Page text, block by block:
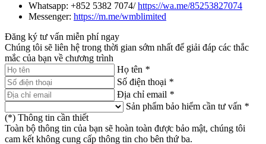
Whatsapp: +852 5382 7074/https://wa.me/85253827074
Messenger: https://m.me/wmblimited
Đăng ký tư vấn miễn phí ngay
Chúng tôi sẽ liên hệ trong thời gian sớm nhất để giải đáp các thắc
mắc của bạn về chương trình
Họ tên *
Số điện thoại *
Địa chỉ email *
Sản phẩm bảo hiểm cần tư vấn *
(*) Thông tin cần thiết
Toàn bộ thông tin của bạn sẽ hoàn toàn được bảo mật, chúng tôi
cam kết không cung cấp thông tin cho bên thứ ba.